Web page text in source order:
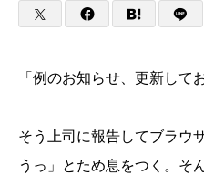
「例のお知らせ、更新して
そう上司に報告してブラウ
うっ」とため息をつく。そ